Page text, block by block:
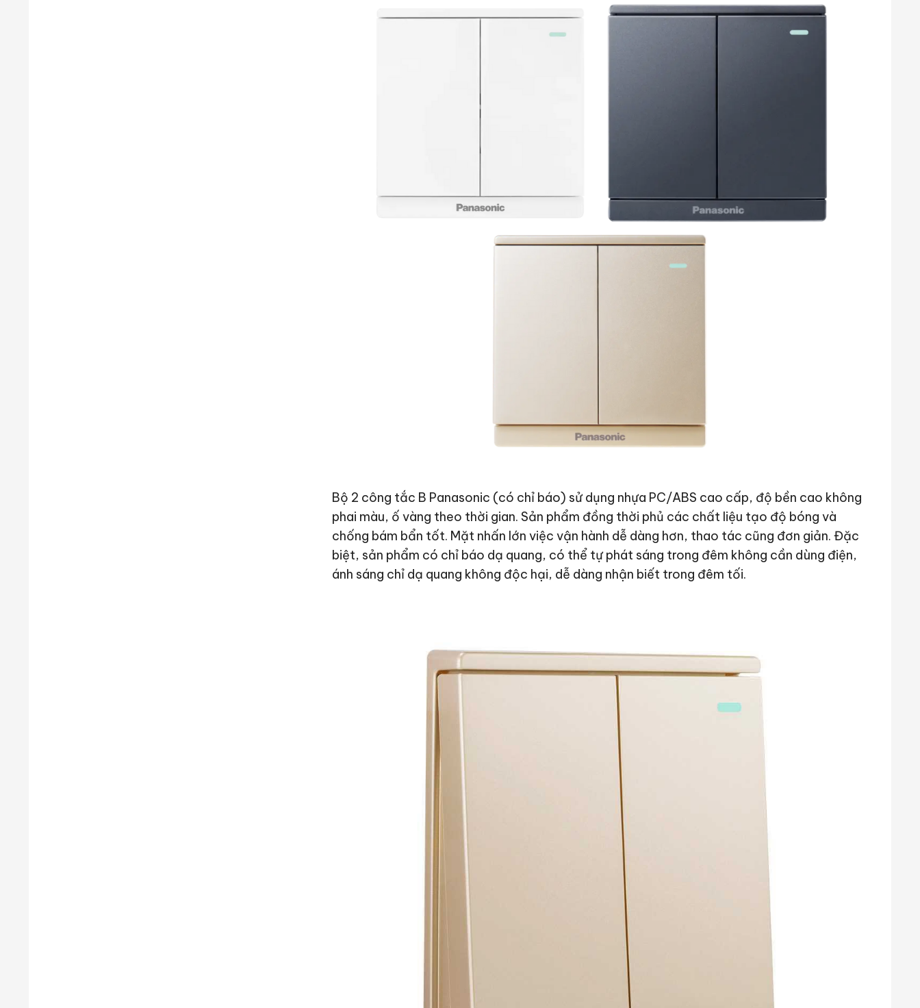
Bộ 2 công tắc B Panasonic (có chỉ báo) sử dụng nhựa PC/ABS cao cấp, độ bền cao không
phai màu, ố vàng theo thời gian. Sản phẩm đồng thời phủ các chất liệu tạo độ bóng và
chống bám bẩn tốt. Mặt nhấn lớn việc vận hành dễ dàng hơn, thao tác cũng đơn giản. Đặc
biệt, sản phẩm có chỉ báo dạ quang, có thể tự phát sáng trong đêm không cần dùng điện,
ánh sáng chỉ dạ quang không độc hại, dễ dàng nhận biết trong đêm tối.